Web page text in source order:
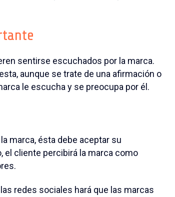
sentirse escuchados por la marca.
aunque se trate de una afirmación o
le escucha y se preocupa por él.
marca, ésta debe aceptar su
el cliente percibirá la marca como
redes sociales hará que las marcas